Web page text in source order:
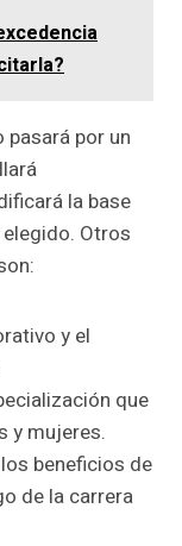
pasará por un
la base
Otros
y el
que
y mujeres.
beneficios de
de la carrera